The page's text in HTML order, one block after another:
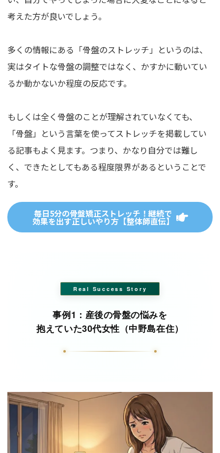
考えた方が良いでしょう。
多くの情報にある「骨盤のストレッチ」というのは、
実はタイトな骨盤の調整ではなく、かすかに動いてい
るか動かないか程度の反応です。
もしくは全く骨盤のことが理解されていなくても、
「骨盤」という言葉を使ってストレッチを掲載してい
る記事もよく見ます。つまり、かなり自分では難し
く、できたとしてもある程度限界があるということで
す。
毎日5分の骨盤矯正ストレッチ！継続で
効果を出す正しいやり方【整体師直伝】
Real Success Story
事例1：産後の骨盤の悩みを
抱えていた30代女性（中野島在住）